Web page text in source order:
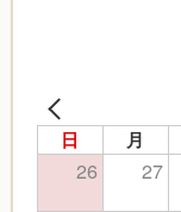
日 月
26 27